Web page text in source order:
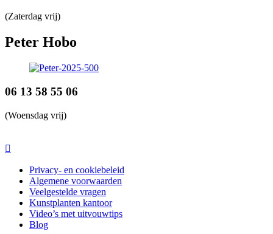
(Zaterdag vrij)
Peter Hobo
06 13 58 55 06
(Woensdag vrij)
Privacy- en cookiebeleid
Algemene voorwaarden
Veelgestelde vragen
Kunstplanten kantoor
Video’s met uitvouwtips
Blog